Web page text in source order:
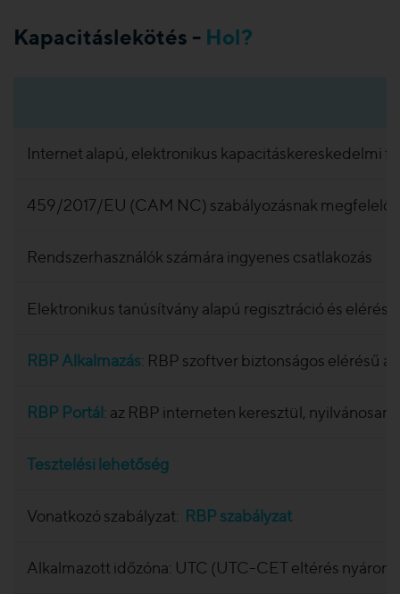
Kapacitáslekötés - Hol?
Internet alapú, elektronikus kapacitáskereskedelmi
459/2017/EU (CAM NC) szabályozásnak megfelelő
Rendszerhasználók számára ingyenes csatlakozás
Elektronikus tanúsítvány alapú regisztráció és elérés
RBP Alkalmazás: RBP szoftver biztonságos elérésű
RBP Portál : az RBP interneten keresztül,
Tesztelési lehetőség
Vonatkozó szabályzat: RBP szabályzat
Alkalmazott időzóna: UTC (UTC-CET eltérés nyáron